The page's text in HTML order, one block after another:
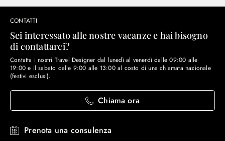
CONTATTI
Sei interessato alle nostre vacanze e hai bisogno
di contattarci?
Contatta i nostri Travel Designer dal lunedì al venerdì dalle 09:00 alle
19:00 e il sabato dalle 9:00 alle 13:00 al costo di una chiamata nazionale
(festivi esclusi).
Chiama ora
Prenota una consulenza